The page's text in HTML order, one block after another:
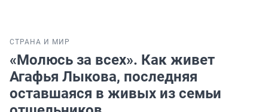
СТРАНА И МИР
«Молюсь за всех». Как живет
Агафья Лыкова, последняя
оставшаяся в живых из семьи